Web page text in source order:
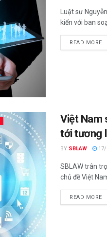
Luật sư
kiến với ban
READ MORE
Việt Nam
tới tương
BY SBLAW 17/
SBLAW trân
chủ đề Việt
READ MORE